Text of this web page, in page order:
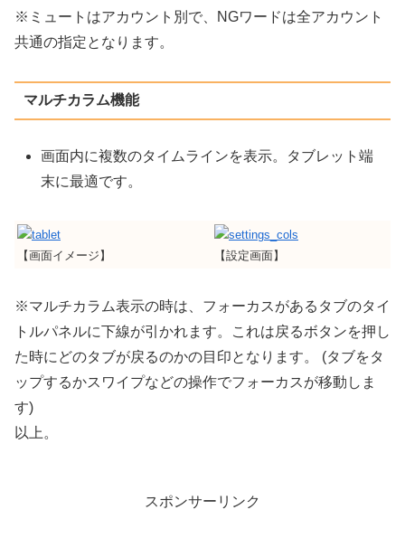
※ミュートはアカウント別で、NGワードは全アカウント
共通の指定となります。
マルチカラム機能
画面内に複数のタイムラインを表示。タブレット端
末に最適です。
【画面イメージ】 【設定画面】
※マルチカラム表示の時は、フォーカスがあるタブのタイ
トルパネルに下線が引かれます。これは戻るボタンを押し
た時にどのタブが戻るのかの目印となります。 (タブをタ
ップするかスワイプなどの操作でフォーカスが移動しま
す)
以上。
スポンサーリンク